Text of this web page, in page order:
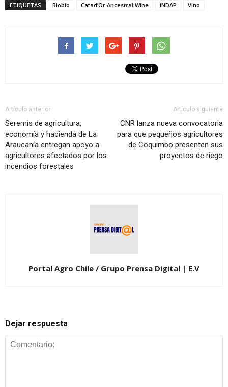
ETIQUETAS Biobío Catad’Or Ancestral Wine INDAP Vino
Artículo anterior
Seremis de agricultura,
economía y hacienda de La
Araucanía entregan apoyo a
agricultores afectados por los
incendios forestales
Artículo siguiente
CNR lanza nueva convocatoria
para que pequeños agricultores
de Coquimbo presenten sus
proyectos de riego
Portal Agro Chile / Grupo Prensa Digital | E.V
Dejar respuesta